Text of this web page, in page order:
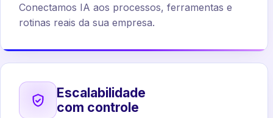
Conectamos IA aos processos, ferramentas e
rotinas reais da sua empresa.
Escalabilidade
com controle